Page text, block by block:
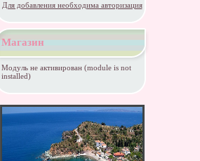
Для добавления необходима авторизация
Магазин
Модуль не активирован (module is not
installed)